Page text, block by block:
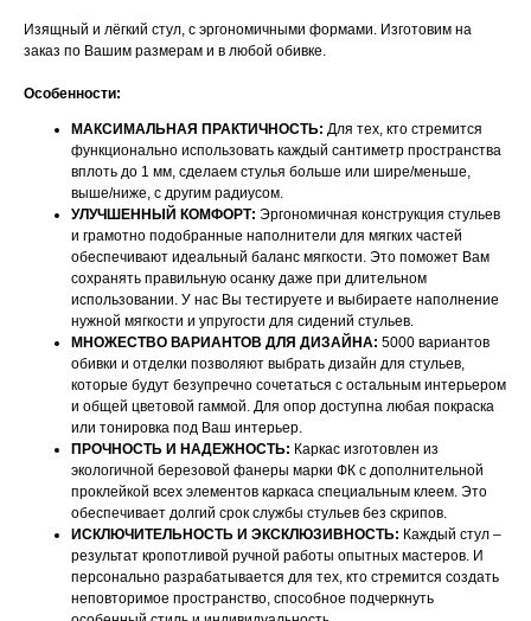
Изящный и лёгкий стул, с эргономичными формами. Изготовим на
заказ по Вашим размерам и в любой обивке.
Особенности:
МАКСИМАЛЬНАЯ ПРАКТИЧНОСТЬ: Для тех, кто стремится
функционально использовать каждый сантиметр пространства
вплоть до 1 мм, сделаем стулья больше или шире/меньше,
выше/ниже, с другим радиусом.
УЛУЧШЕННЫЙ КОМФОРТ: Эргономичная конструкция стульев
и грамотно подобранные наполнители для мягких частей
обеспечивают идеальный баланс мягкости. Это поможет Вам
сохранять правильную осанку даже при длительном
использовании. У нас Вы тестируете и выбираете наполнение
нужной мягкости и упругости для сидений стульев.
МНОЖЕСТВО ВАРИАНТОВ ДЛЯ ДИЗАЙНА: 5000 вариантов
обивки и отделки позволяют выбрать дизайн для стульев,
которые будут безупречно сочетаться с остальным интерьером
и общей цветовой гаммой. Для опор доступна любая покраска
или тонировка под Ваш интерьер.
ПРОЧНОСТЬ И НАДЕЖНОСТЬ: Каркас изготовлен из
экологичной березовой фанеры марки ФК с дополнительной
проклейкой всех элементов каркаса специальным клеем. Это
обеспечивает долгий срок службы стульев без скрипов.
ИСКЛЮЧИТЕЛЬНОСТЬ И ЭКСКЛЮЗИВНОСТЬ: Каждый стул –
результат кропотливой ручной работы опытных мастеров. И
персонально разрабатывается для тех, кто стремится создать
неповторимое пространство, способное подчеркнуть
НАШИ МЕНЕДЖЕРЫ ГОТОВЫ